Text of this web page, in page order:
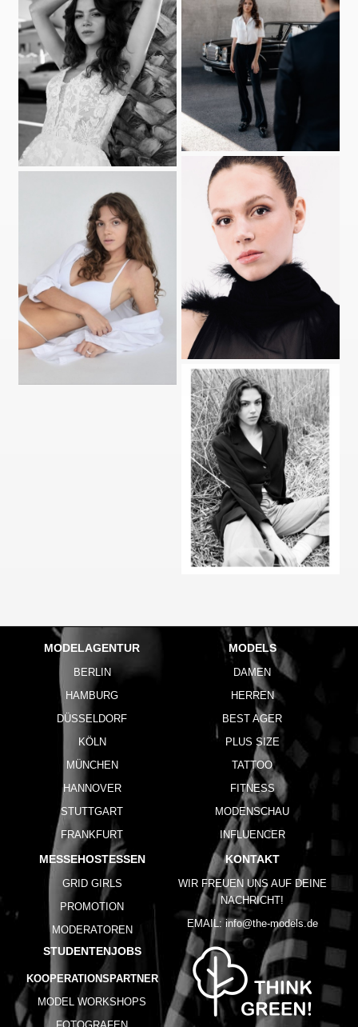
MODELAGENTUR
BERLIN
HAMBURG
DÜSSELDORF
KÖLN
MÜNCHEN
HANNOVER
STUTTGART
FRANKFURT
MODELS
DAMEN
HERREN
BEST AGER
PLUS SIZE
TATTOO
FITNESS
MODENSCHAU
INFLUENCER
MESSEHOSTESSEN
GRID GIRLS
PROMOTION
MODERATOREN
STUDENTENJOBS
KOOPERATIONSPARTNER
MODEL WORKSHOPS
KONTAKT
WIR FREUEN UNS AUF DEINE
NACHRICHT!
EMAIL: info@the-models.de